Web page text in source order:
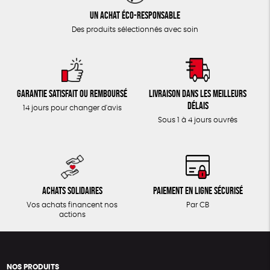
Un achat éco-responsable
Des produits sélectionnés avec soin
Garantie satisfait ou remboursé
14 jours pour changer d'avis
Livraison dans les meilleurs
délais
Sous 1 à 4 jours ouvrés
Achats solidaires
Vos achats financent nos
actions
Paiement en ligne sécurisé
Par CB
NOS PRODUITS